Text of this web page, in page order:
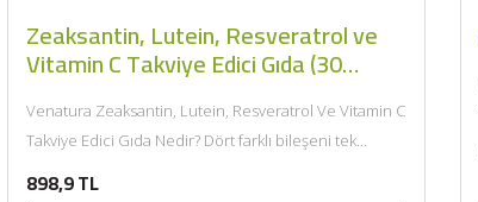
Zeaksantin, Lutein, Resveratrol ve
Vitamin C Takviye Edici Gıda (30
kapsül) - Venatura
Venatura Zeaksantin, Lutein, Resveratrol Ve Vitamin C
Takviye Edici Gıda Nedir? Dört farklı bileşeni tek
898,9 TL
2320,00 TL
2100,00 TL
Sızma Zeytinyağı (2025
Yeni Hasat, Güney Ege, 5
Litre) - AtcaNova
SEPETE EKLE